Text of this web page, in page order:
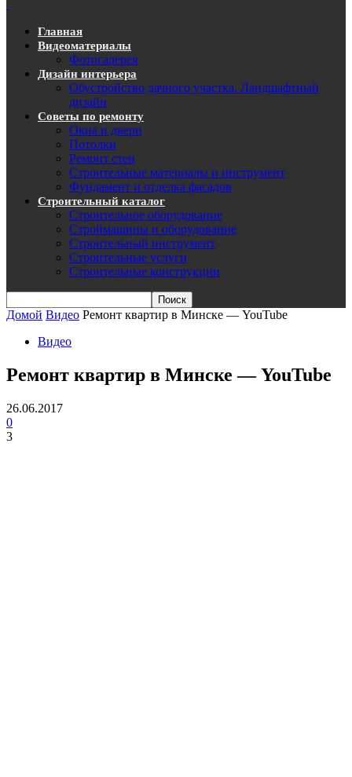
Главная
Видеоматериалы
Фотогалерея
Дизайн интерьера
Обустройство дачного участка. Ландшафтный
дизайн
Советы по ремонту
Окна и двери
Потолки
Ремонт стен
Строительные материалы и инструмент
Фундамент и отделка фасадов
Строительный каталог
Строительное оборудование
Строймашины и оборудование
Строительный инструмент
Строительные услуги
Строительные конструкции
Домой Видео Ремонт квартир в Минске — YouTube
Видео
Ремонт квартир в Минске — YouTube
26.06.2017
0
3